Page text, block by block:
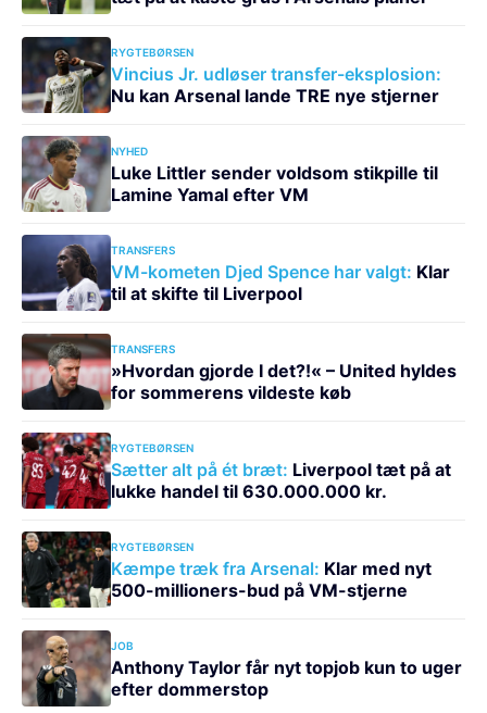
RYGTEBØRSEN
Vincius Jr. udløser transfer-eksplosion:
Nu kan Arsenal lande TRE nye stjerner
NYHED
Luke Littler sender voldsom stikpille til
Lamine Yamal efter VM
TRANSFERS
VM-kometen Djed Spence har valgt: Klar
til at skifte til Liverpool
TRANSFERS
»Hvordan gjorde I det?!« – United hyldes
for sommerens vildeste køb
RYGTEBØRSEN
Sætter alt på ét bræt: Liverpool tæt på at
lukke handel til 630.000.000 kr.
RYGTEBØRSEN
Kæmpe træk fra Arsenal: Klar med nyt
500-millioners-bud på VM-stjerne
JOB
Anthony Taylor får nyt topjob kun to uger
efter dommerstop